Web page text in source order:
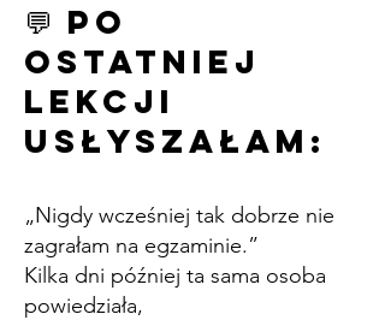
💬 Po
ostatniej
lekcji
usłyszałam:
„Nigdy wcześniej tak dobrze nie
zagrałam na egzaminie.”
Kilka dni później ta sama osoba
powiedziała,